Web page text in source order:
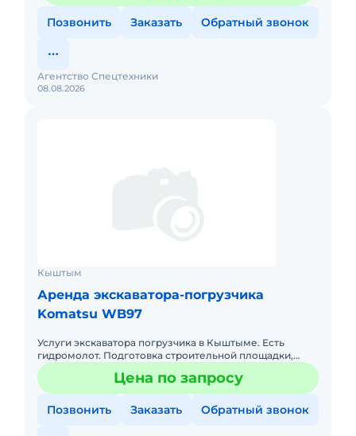
Позвонить Заказать Обратный звонок
08.08.2026
Агентство Спецтехники
Кыштым
Аренда экскаватора-погрузчика
Komatsu WB97
Услуги экскаватора погрузчика в Кыштыме. Есть
гидромолот. Подготовка строительной площадки,
снятие грунта, яма под канализацию,погреб,
фундамент, загрузка сыпучЦена по запросу
Позвонить Заказать Обратный звонок